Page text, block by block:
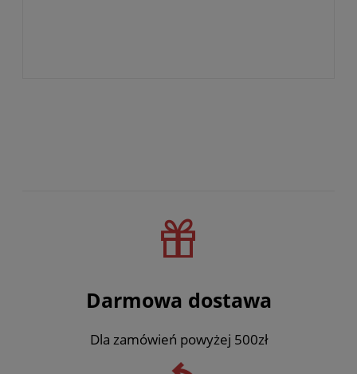
Darmowa dostawa
Dla zamówień powyżej 500zł